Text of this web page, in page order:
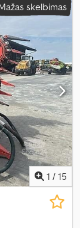
skelbimas
1 / 15